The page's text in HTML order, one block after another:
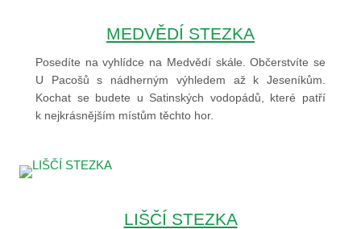
MEDVĚDÍ STEZKA
Posedíte na vyhlídce na Medvědí skále. Občerstvíte se
U Pacošů s nádherným výhledem až k Jeseníkům.
Kochat se budete u Satinských vodopádů, které patří
k nejkrásnějším místům těchto hor.
LIŠČÍ STEZKA